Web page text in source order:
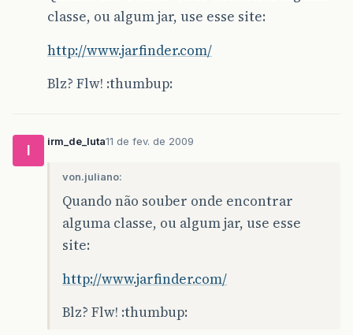
classe, ou algum jar, use esse site:
http://www.jarfinder.com/
Blz? Flw! :thumbup:
I
irm_de_luta11 de fev. de 2009
von.juliano:
Quando não souber onde encontrar
alguma classe, ou algum jar, use esse
site:
http://www.jarfinder.com/
Blz? Flw! :thumbup: